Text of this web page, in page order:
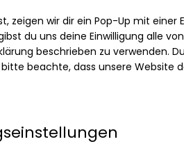
zeigen wir dir ein Pop-Up mit einer
du uns deine Einwilligung alle
beschrieben zu verwenden.
beachte, dass unsere Website